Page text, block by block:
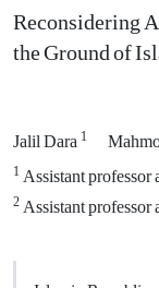
Reconsidering
the Ground of
Jalil Dara1
1Assistant
2Assistant